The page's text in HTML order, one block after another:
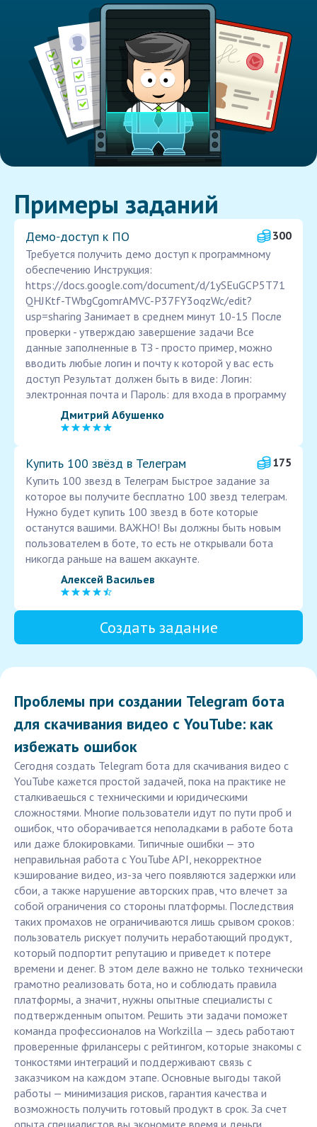
Примеры заданий
Демо‑доступ к ПО
300
Требуется получить демо доступ к программному
обеспечению Инструкция:
https://docs.google.com/document/d/1ySEuGCP5T71
QHJKtf-TWbgCgomrAMVC-P37FY3oqzWc/edit?
usp=sharing Занимает в среднем минут 10-15 После
проверки - утверждаю завершение задачи Все
данные заполненные в ТЗ - просто пример, можно
вводить любые логин и почту к которой у вас есть
доступ Результат должен быть в виде: Логин:
электронная почта и Пароль: для входа в программу
Дмитрий Абушенко
Купить 100 звёзд в Телеграм
175
Купить 100 звезд в Телеграм Быстрое задание за
которое вы получите бесплатно 100 звезд телеграм.
Нужно будет купить 100 звезд в боте которые
останутся вашими. ВАЖНО! Вы должны быть новым
пользователем в боте, то есть не открывали бота
никогда раньше на вашем аккаунте.
Алексей Васильев
Создать задание
Проблемы при создании Telegram бота
для скачивания видео с YouTube: как
избежать ошибок
Сегодня создать Telegram бота для скачивания видео с
YouTube кажется простой задачей, пока на практике не
сталкиваешься с техническими и юридическими
сложностями. Многие пользователи идут по пути проб и
ошибок, что оборачивается неполадками в работе бота
или даже блокировками. Типичные ошибки — это
неправильная работа с YouTube API, некорректное
кэширование видео, из-за чего появляются задержки или
сбои, а также нарушение авторских прав, что влечет за
собой ограничения со стороны платформы. Последствия
таких промахов не ограничиваются лишь срывом сроков:
пользователь рискует получить неработающий продукт,
который подпортит репутацию и приведет к потере
времени и денег. В этом деле важно не только технически
грамотно реализовать бота, но и соблюдать правила
платформы, а значит, нужны опытные специалисты с
подтвержденным опытом. Решить эти задачи поможет
команда профессионалов на Workzilla — здесь работают
проверенные фрилансеры с рейтингом, которые знакомы с
тонкостями интеграций и поддерживают связь с
заказчиком на каждом этапе. Основные выгоды такой
работы — минимизация рисков, гарантия качества и
возможность получить готовый продукт в срок. За счет